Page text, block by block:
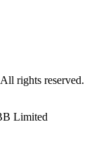
rights reserved.
Limited